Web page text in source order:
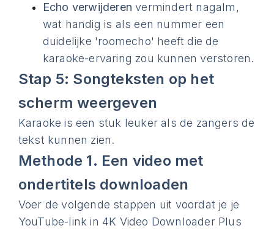
Echo verwijderen vermindert nagalm,
wat handig is als een nummer een
duidelijke 'roomecho' heeft die de
karaoke-ervaring zou kunnen verstoren.
Stap 5: Songteksten op het
scherm weergeven
Karaoke is een stuk leuker als de zangers de
tekst kunnen zien.
Methode 1. Een video met
ondertitels downloaden
Voer de volgende stappen uit voordat je je
YouTube-link in 4K Video Downloader Plus